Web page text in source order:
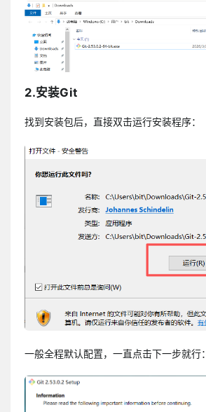
2.安装Git
找到安装包后，直接双击运行安装程序：
一般全程默认配置，一直点击下一步就行：